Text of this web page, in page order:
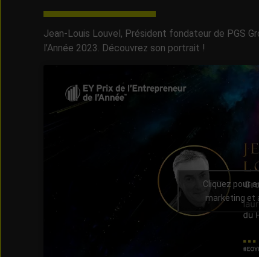
Jean-Louis Louvel, Président fondateur de PGS
l’Année 2023. Découvrez son portrait !
Cliquez pour
marketing et